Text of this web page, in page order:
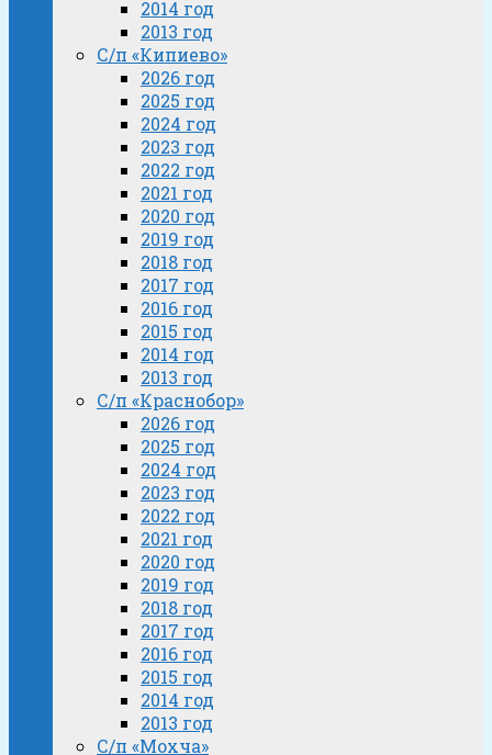
2014 год
2013 год
С/п «Кипиево»
2026 год
2025 год
2024 год
2023 год
2022 год
2021 год
2020 год
2019 год
2018 год
2017 год
2016 год
2015 год
2014 год
2013 год
С/п «Краснобор»
2026 год
2025 год
2024 год
2023 год
2022 год
2021 год
2020 год
2019 год
2018 год
2017 год
2016 год
2015 год
2014 год
2013 год
С/п «Мохча»